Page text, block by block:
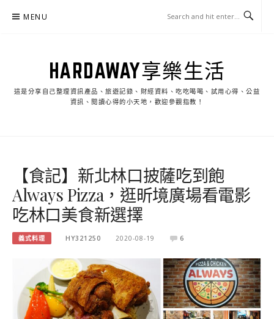
MENU
HARDAWAY享樂生活
這是分享自己整理資訊產品、旅遊記錄、財經資料、吃吃喝喝、試用心得、公益
資訊、閱讀心得的小天地，歡迎參觀指教！
【食記】新北林口披薩吃到飽
Always Pizza，逛昕境廣場看電影
吃林口美食新選擇
義式料理 HY321250 2020-08-19 6